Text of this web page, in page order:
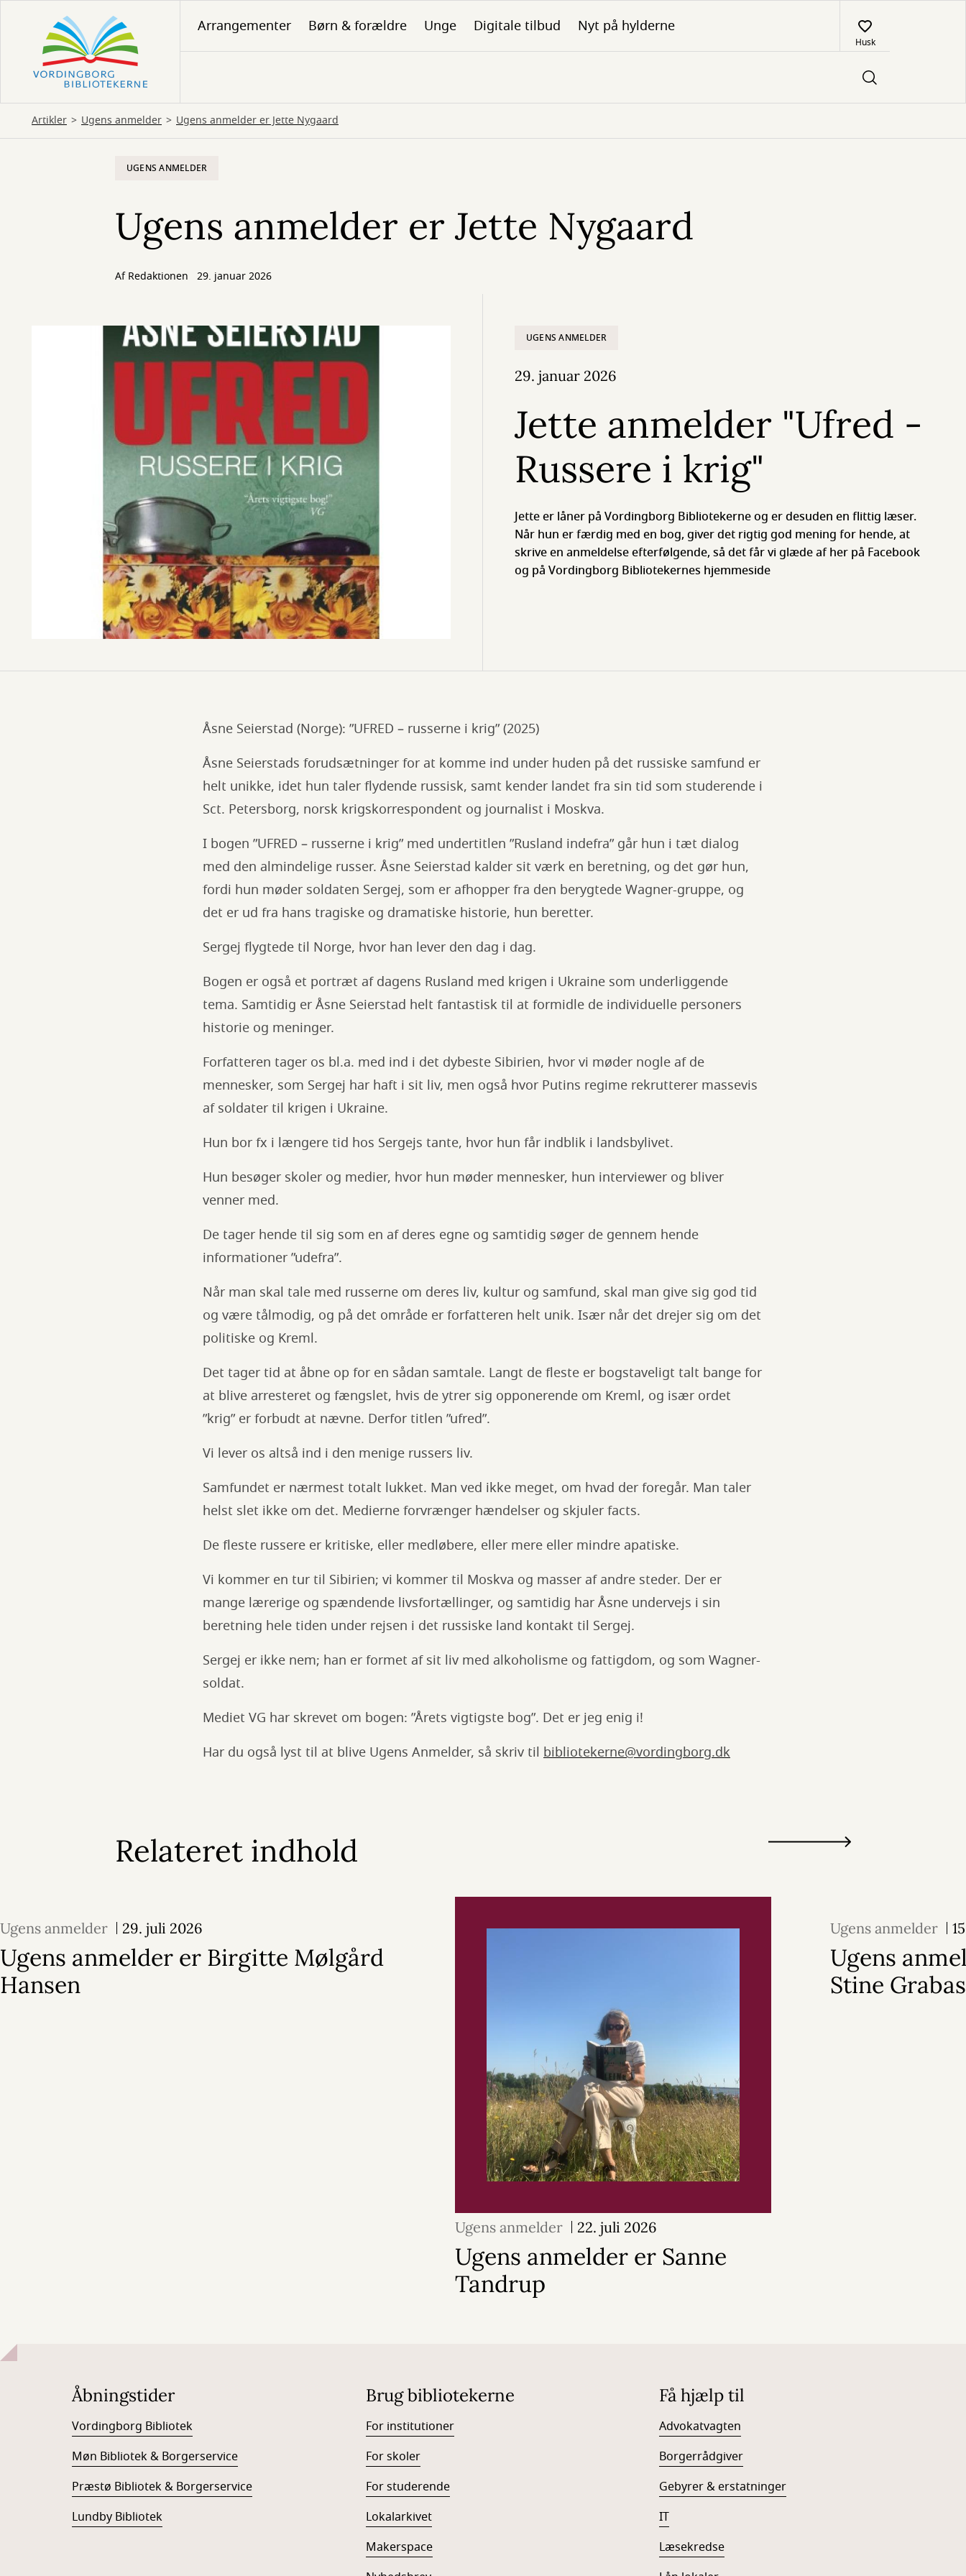
hovedindhold
Arrangementer Børn & forældre Unge Digitale tilbud Nyt på hylderne
Husk
Artikler Ugens anmelder Ugens anmelder er Jette Nygaard
UGENS ANMELDER
Ugens anmelder er Jette Nygaard
AfRedaktionen 29. januar 2026
UGENS ANMELDER
29. januar 2026
Jette anmelder "Ufred -
Russere i krig"
Jette er låner på Vordingborg Bibliotekerne og er desuden en flittig læser.
Når hun er færdig med en bog, giver det rigtig god mening for hende, at
skrive en anmeldelse efterfølgende, så det får vi glæde af her på Facebook
og på Vordingborg Bibliotekernes hjemmeside
Åsne Seierstad (Norge): ”UFRED – russerne i krig” (2025)
Åsne Seierstads forudsætninger for at komme ind under huden på det russiske samfund er
helt unikke, idet hun taler flydende russisk, samt kender landet fra sin tid som studerende i
Sct. Petersborg, norsk krigskorrespondent og journalist i Moskva.
I bogen ”UFRED – russerne i krig” med undertitlen ”Rusland indefra” går hun i tæt dialog
med den almindelige russer. Åsne Seierstad kalder sit værk en beretning, og det gør hun,
fordi hun møder soldaten Sergej, som er afhopper fra den berygtede Wagner-gruppe, og
det er ud fra hans tragiske og dramatiske historie, hun beretter.
Sergej flygtede til Norge, hvor han lever den dag i dag.
Bogen er også et portræt af dagens Rusland med krigen i Ukraine som underliggende
tema. Samtidig er Åsne Seierstad helt fantastisk til at formidle de individuelle personers
historie og meninger.
Forfatteren tager os bl.a. med ind i det dybeste Sibirien, hvor vi møder nogle af de
mennesker, som Sergej har haft i sit liv, men også hvor Putins regime rekrutterer massevis
af soldater til krigen i Ukraine.
Hun bor fx i længere tid hos Sergejs tante, hvor hun får indblik i landsbylivet.
Hun besøger skoler og medier, hvor hun møder mennesker, hun interviewer og bliver
venner med.
De tager hende til sig som en af deres egne og samtidig søger de gennem hende
informationer ”udefra”.
Når man skal tale med russerne om deres liv, kultur og samfund, skal man give sig god tid
og være tålmodig, og på det område er forfatteren helt unik. Især når det drejer sig om det
politiske og Kreml.
Det tager tid at åbne op for en sådan samtale. Langt de fleste er bogstaveligt talt bange for
at blive arresteret og fængslet, hvis de ytrer sig opponerende om Kreml, og især ordet
”krig” er forbudt at nævne. Derfor titlen ”ufred”.
Vi lever os altså ind i den menige russers liv.
Samfundet er nærmest totalt lukket. Man ved ikke meget, om hvad der foregår. Man taler
helst slet ikke om det. Medierne forvrænger hændelser og skjuler facts.
De fleste russere er kritiske, eller medløbere, eller mere eller mindre apatiske.
Vi kommer en tur til Sibirien; vi kommer til Moskva og masser af andre steder. Der er
mange lærerige og spændende livsfortællinger, og samtidig har Åsne undervejs i sin
beretning hele tiden under rejsen i det russiske land kontakt til Sergej.
Sergej er ikke nem; han er formet af sit liv med alkoholisme og fattigdom, og som Wagner-
soldat.
Mediet VG har skrevet om bogen: ”Årets vigtigste bog”. Det er jeg enig i!
Har du også lyst til at blive Ugens Anmelder, så skriv til bibliotekerne@vordingborg.dk
Relateret indhold
Ugens anmelder 29. juli 2026
Ugens anmelder er Birgitte Mølgård
Hansen
Ugens anmelder 22. juli 2026
Ugens anmelder er Sanne
Tandrup
Ugens anmelder
Ugens
Stine Grabas
Åbningstider
Vordingborg Bibliotek
Møn Bibliotek & Borgerservice
Præstø Bibliotek & Borgerservice
Lundby Bibliotek
Brug bibliotekerne
For institutioner
For skoler
For studerende
Lokalarkivet
Makerspace
Få hjælp til
Advokatvagten
Borgerrådgiver
Gebyrer & erstatninger
IT
Læsekredse